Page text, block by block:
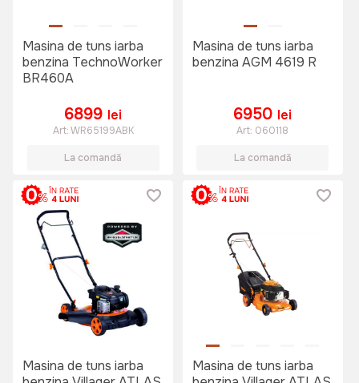
Masina de tuns iarba
benzina TechnoWorker
BR460A
6899 lei
Art:WR65199ABK
La comandă
Masina de tuns iarba
benzina AGM 4619 R
6950 lei
Art: 060118
La comandă
Masina de tuns iarba
Masina de tuns iarba